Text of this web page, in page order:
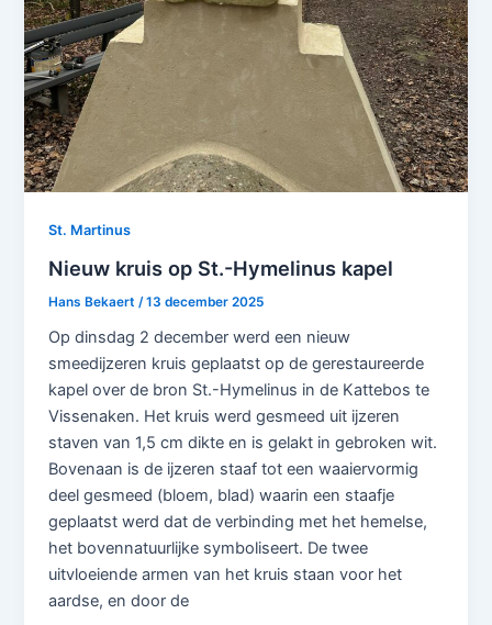
St. Martinus
Nieuw kruis op St.-Hymelinus kapel
Hans Bekaert /13 december 2025
Op dinsdag 2 december werd een nieuw
smeedijzeren kruis geplaatst op de gerestaureerde
kapel over de bron St.-Hymelinus in de Kattebos te
Vissenaken. Het kruis werd gesmeed uit ijzeren
staven van 1,5 cm dikte en is gelakt in gebroken wit.
Bovenaan is de ijzeren staaf tot een waaiervormig
deel gesmeed (bloem, blad) waarin een staafje
geplaatst werd dat de verbinding met het hemelse,
het bovennatuurlijke symboliseert. De twee
uitvloeiende armen van het kruis staan voor het
aardse, en door de